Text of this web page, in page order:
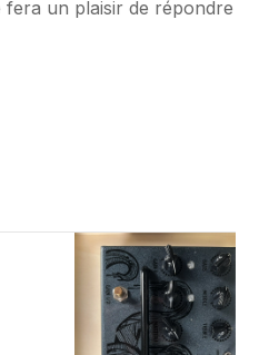
fera un plaisir de répondre